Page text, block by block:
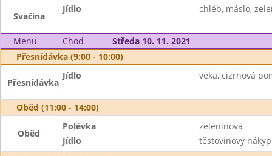
Svačina
Jídlo chléb, máslo,
Menu Chod
Středa 10. 11. 2021
Přesnídávka (9:00 - 10:00)
Přesnídávka
Jídlo veka, cizrnová
Oběd (11:00 - 14:00)
Oběd
Polévka
zeleninová
Jídlo
těstovinový